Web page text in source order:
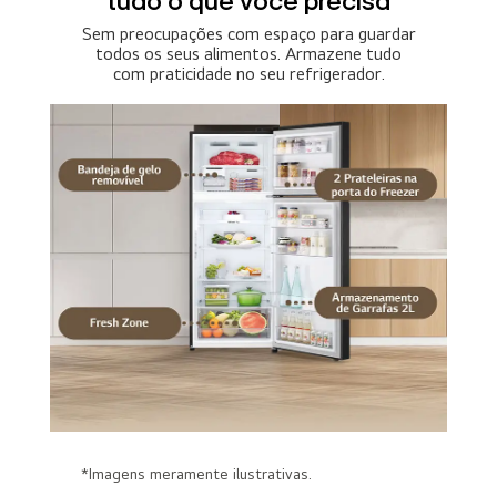
Sem preocupações com espaço para guardar
todos os seus alimentos. Armazene tudo
com praticidade no seu refrigerador.
*Imagens meramente ilustrativas.